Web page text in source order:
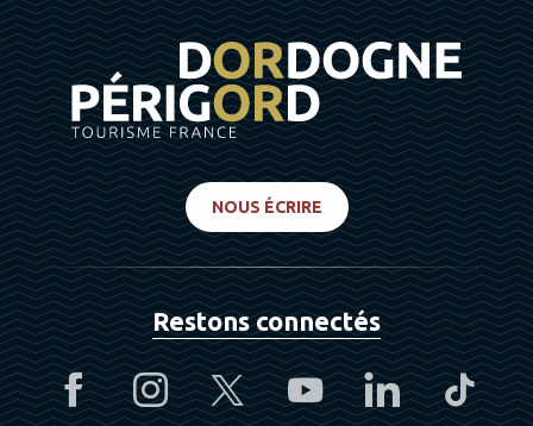
NOUS ÉCRIRE
Restons connectés